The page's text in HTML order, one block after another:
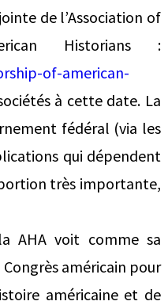
de l’Association of
Historians :
of-american-
à cette date. La
fédéral (via les
qui dépendent
très importante,
AHA voit comme sa
américain pour
américaine et de